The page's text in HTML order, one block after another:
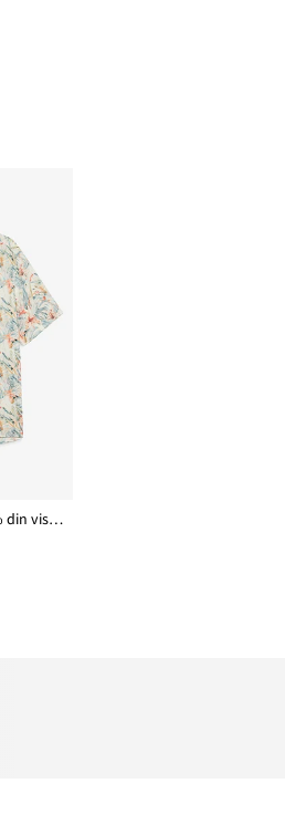
Cămașă de vacanță 100% din viscoză